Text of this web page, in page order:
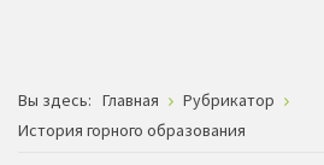
Вы здесь: Главная
Рубрикатор
История горного образования